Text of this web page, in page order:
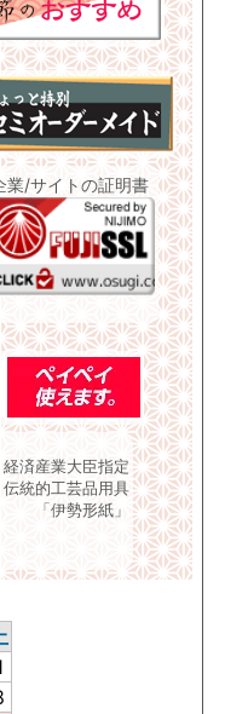
業/サイトの証明書
経済産業大臣指定
伝統的工芸品用具
「伊勢形紙」